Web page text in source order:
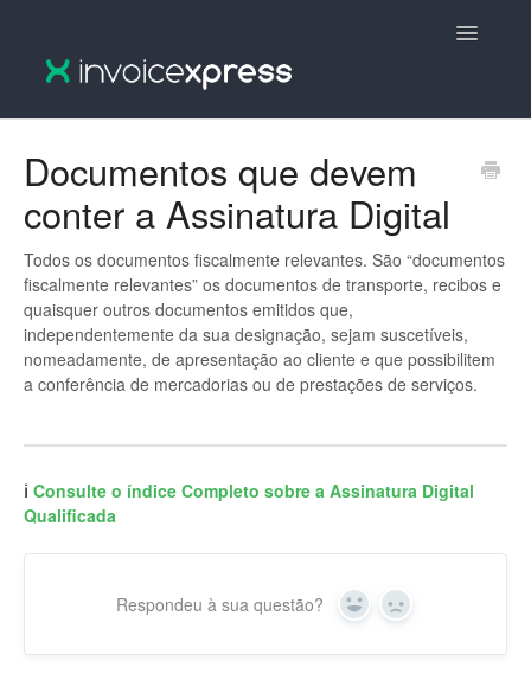
Toggle
🇵🇹 InvoiceXpress V2 :: Português
🇬🇧 InvoiceXpress V2 :: English
🇬🇧 InvoiceXpress :: English
Documentos que devem
conter a Assinatura Digital
Todos os documentos fiscalmente relevantes. São “documentos
fiscalmente relevantes” os documentos de transporte, recibos e
quaisquer outros documentos emitidos que,
independentemente da sua designação, sejam suscetíveis,
nomeadamente, de apresentação ao cliente e que possibilitem
a conferência de mercadorias ou de prestações de serviços.
ℹ️ Consulte o índice Completo sobre a Assinatura Digital
Qualificada
Respondeu à sua questão? Yes No